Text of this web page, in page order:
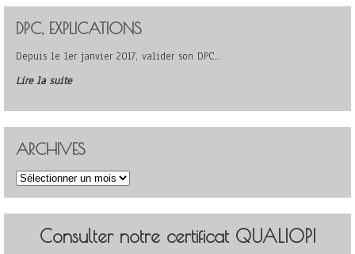
DPC, EXPLICATIONS
Depuis le 1er janvier 2017, valider son DPC…
Lire la suite
ARCHIVES
Archives
Consulter notre certificat QUALIOPI